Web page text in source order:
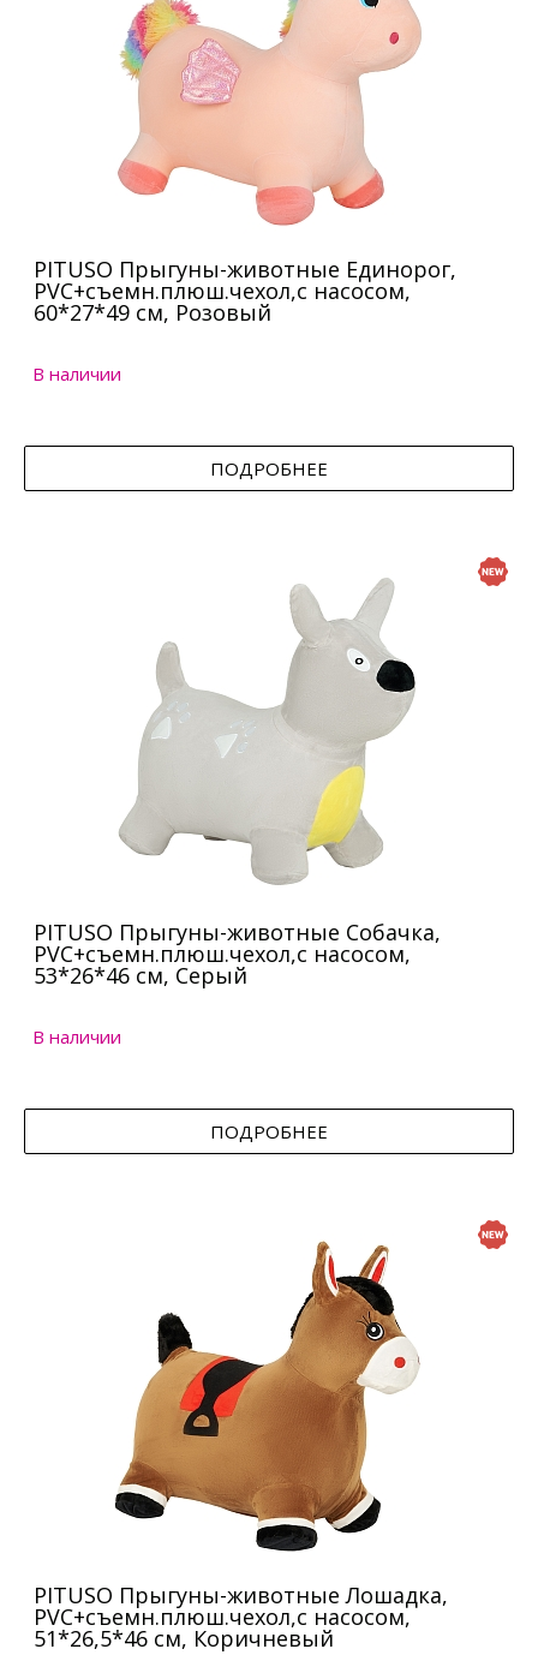
PITUSO Прыгуны-животные Единорог,
PVC+съемн.плюш.чехол,с насосом,
60*27*49 см, Розовый
В наличии
ПОДРОБНЕЕ
PITUSO Прыгуны-животные Собачка,
PVC+съемн.плюш.чехол,с насосом,
53*26*46 см, Серый
В наличии
ПОДРОБНЕЕ
PITUSO Прыгуны-животные Лошадка,
PVC+съемн.плюш.чехол,с насосом,
51*26,5*46 см, Коричневый